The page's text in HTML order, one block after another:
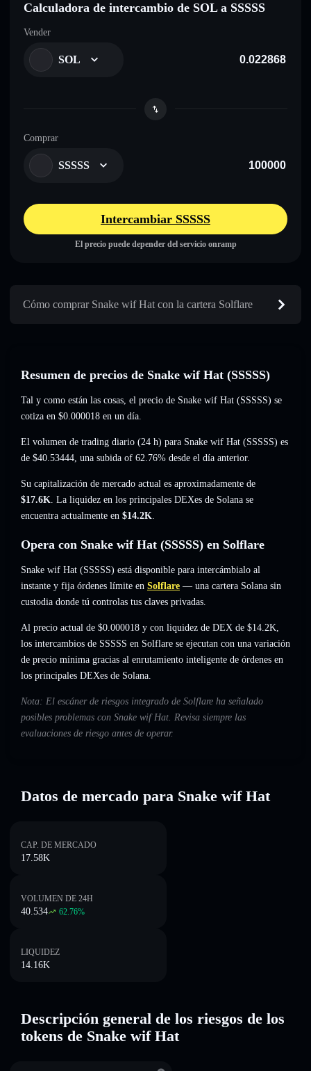
Calculadora de intercambio de SOL a SSSSS
Vender
SOL
Comprar
SSSSS
Intercambiar SSSSS
El precio puede depender del servicio onramp
Cómo comprar Snake wif Hat con la cartera Solflare
Resumen de precios de Snake wif Hat (SSSSS)
Tal y como están las cosas, el precio de Snake wif Hat (SSSSS) se
cotiza en $0.000018 en un día.
El volumen de trading diario (24 h) para Snake wif Hat (SSSSS) es
de $40.53444, una subida of 62.76% desde el día anterior.
Su capitalización de mercado actual es aproximadamente de
$17.6K. La liquidez en los principales DEXes de Solana se
encuentra actualmente en $14.2K.
Opera con Snake wif Hat (SSSSS) en Solflare
Snake wif Hat (SSSSS) está disponible para intercámbialo al
instante y fija órdenes límite en Solflare — una cartera Solana sin
custodia donde tú controlas tus claves privadas.
Al precio actual de $0.000018 y con liquidez de DEX de $14.2K,
los intercambios de SSSSS en Solflare se ejecutan con una variación
de precio mínima gracias al enrutamiento inteligente de órdenes en
los principales DEXes de Solana.
Nota: El escáner de riesgos integrado de Solflare ha señalado
posibles problemas con Snake wif Hat. Revisa siempre las
evaluaciones de riesgo antes de operar.
Datos de mercado para Snake wif Hat
CAP. DE MERCADO
17.58K
VOLUMEN DE 24H
40.534 62.76%
LIQUIDEZ
14.16K
Descripción general de los riesgos de los
tokens de Snake wif Hat